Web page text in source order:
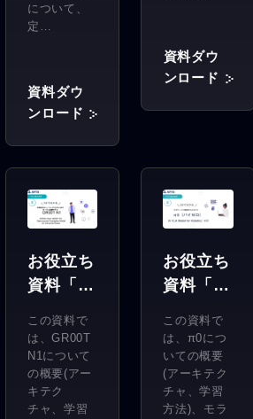
について、
定…
資料ダウ
ンロード
資料ダウ
ンロード
お役立ち
資料「3
る
GR00T
N1」
この資料で
は、GR00T
N1について
の概要(アー
キテク
チャ、学習
お役立ち
資料「3
る
π0（パ
イゼ
ロ）」
この資料で
は、π0につ
いての概要
(アーキテク
チャ、学習
方法)、モラ